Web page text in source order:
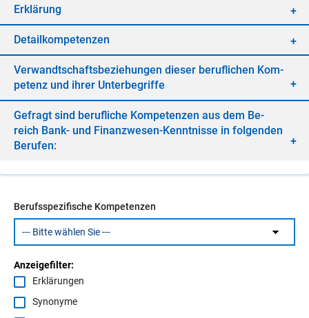
Er­klä­rung
De­tail­kom­pe­ten­zen
Ver­wandt­schafts­be­zie­hun­gen die­ser be­ruf­li­chen Kom­
pe­tenz und ih­rer Un­ter­be­grif­fe
Ge­fragt sind be­ruf­li­che Kom­pe­ten­zen aus dem Be­
reich Bank- und Fi­nanz­we­sen-Kennt­nis­se in fol­gen­den
Be­ru­fen:
Berufsspezifische Kompetenzen
Anzeigefilter:
Erklärungen
Synonyme